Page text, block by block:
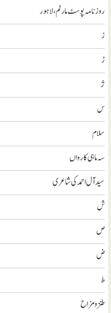
روزنامہ پوسٹ مارٹم، لاہور
ز
ڑ
ژ
س
سلام
سہ ماہی کارواں
سيد آل احمد کی شاعری
ش
ص
ض
ط
طنز و مزاح